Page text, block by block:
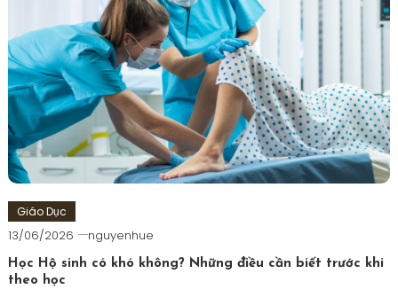
Giáo Dục
13/06/2026 nguyenhue
Học Hộ sinh có khó không? Những điều cần biết trước khi
theo học